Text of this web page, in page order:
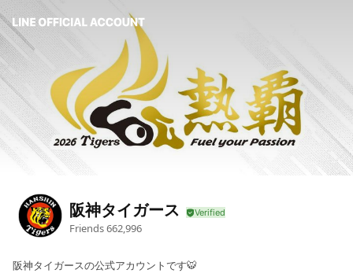
阪神タイガース
Friends662,996
阪神タイガースの公式アカウントです🐯